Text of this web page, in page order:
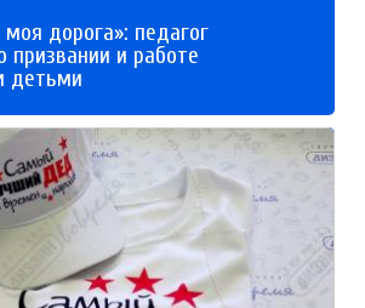
дорога»: педагог
призвании и работе
детьми